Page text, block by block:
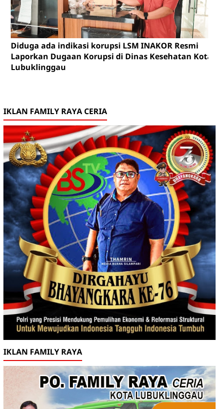
Diduga ada indikasi korupsi LSM INAKOR Resmi
Laporkan Dugaan Korupsi di Dinas Kesehatan Kota
Lubuklinggau
IKLAN FAMILY RAYA CERIA
IKLAN FAMILY RAYA